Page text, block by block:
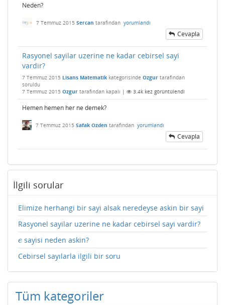
Neden?
7 Temmuz 2015 Sercan tarafından yorumlandı
Cevapla
Rasyonel sayilar uzerine ne kadar cebirsel sayi
vardir?
7 Temmuz 2015 Lisans Matematik kategorisinde Ozgur tarafından
soruldu
7 Temmuz 2015 Ozgur tarafından kapalı | 3.4k kez görüntülendi
Hemen hemen her ne demek?
7 Temmuz 2015 Safak Ozden tarafından yorumlandı
Cevapla
İlgili sorular
Elimize herhangi bir sayi alsak neredeyse askin bir sayi
Rasyonel sayilar uzerine ne kadar cebirsel sayi vardir?
e
e sayisi neden askin?
Cebirsel sayılarla ilgili bir soru
Tüm kategoriler